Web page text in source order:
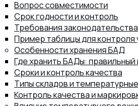
Статьи
8 (800) 302-77-51
Вопрос совместимости
Срок годности и контроль
Требования законодательства
Пример таблицы для контроля
Особенности хранения БАД
Где хранить БАДы:
Сроки и контроль качества
Типы складов и
Контроль качества и